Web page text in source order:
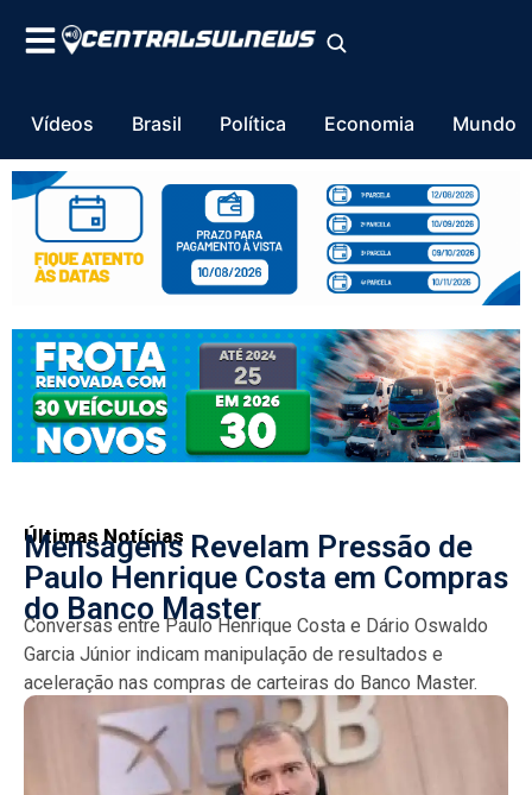
Vídeos Brasil Política Economia Mundo
Últimas Notícias
Mensagens Revelam Pressão de
Paulo Henrique Costa em Compras
do Banco Master
Conversas entre Paulo Henrique Costa e Dário Oswaldo
Garcia Júnior indicam manipulação de resultados e
aceleração nas compras de carteiras do Banco Master.
Investigações apontam...